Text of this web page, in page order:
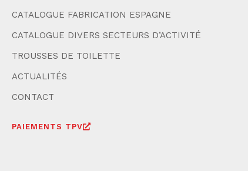
CATALOGUE FABRICATION ESPAGNE
CATALOGUE DIVERS SECTEURS D’ACTIVITÉ
TROUSSES DE TOILETTE
ACTUALITÉS
CONTACT
PAIEMENTS TPV